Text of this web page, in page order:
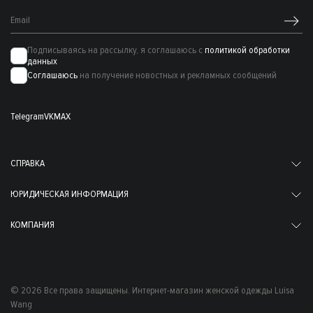
Подписываясь на рассылку, я соглашаюсь с политикой обработки
данных
Соглашаюсь на получение новостных и рекламных сообщений
TelegramVKMAX
СПРАВКА
ЮРИДИЧЕСКАЯ ИНФОРМАЦИЯ
КОМПАНИЯ
© 2026 Все права защищены. Интернет-магазин женской одежды Luisa
Wang